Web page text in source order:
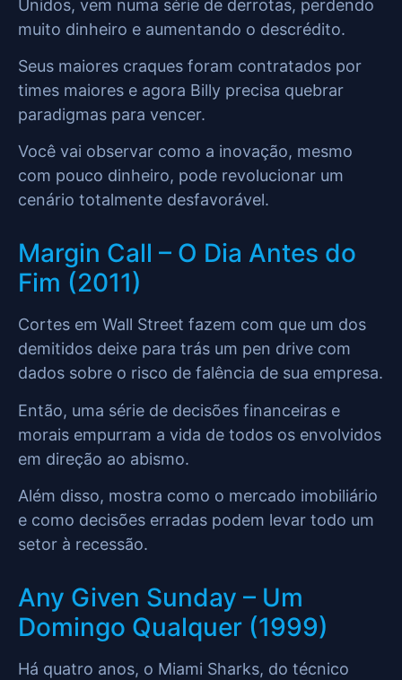
Unidos, vem numa série de derrotas, perdendo
muito dinheiro e aumentando o descrédito.
Seus maiores craques foram contratados por
times maiores e agora Billy precisa quebrar
paradigmas para vencer.
Você vai observar como a inovação, mesmo
com pouco dinheiro, pode revolucionar um
cenário totalmente desfavorável.
Margin Call – O Dia Antes do
Fim (2011)
Cortes em Wall Street fazem com que um dos
demitidos deixe para trás um pen drive com
dados sobre o risco de falência de sua empresa.
Então, uma série de decisões financeiras e
morais empurram a vida de todos os envolvidos
em direção ao abismo.
Além disso, mostra como o mercado imobiliário
e como decisões erradas podem levar todo um
setor à recessão.
Any Given Sunday – Um
Domingo Qualquer (1999)
Há quatro anos, o Miami Sharks, do técnico